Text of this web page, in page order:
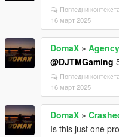
Погледни контекста
16 март 2025
DomaX »
@DJTMGaming
Погледни контекста
16 март 2025
DomaX »
Is this just one